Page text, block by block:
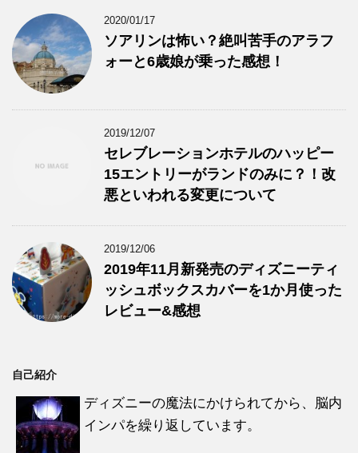
2020/01/17
ソアリンは怖い？絶叫苦手のアラフ
ォーと6歳娘が乗った感想！
2019/12/07
セレブレーションホテルのハッピー
15エントリーがランドのみに？！改
悪といわれる変更について
2019/12/06
2019年11月新発売のディズニーティ
ッシュボックスカバーを1か月使った
レビュー&感想
自己紹介
ディズニーの魔法にかけられてから、脳内
インパを繰り返しています。